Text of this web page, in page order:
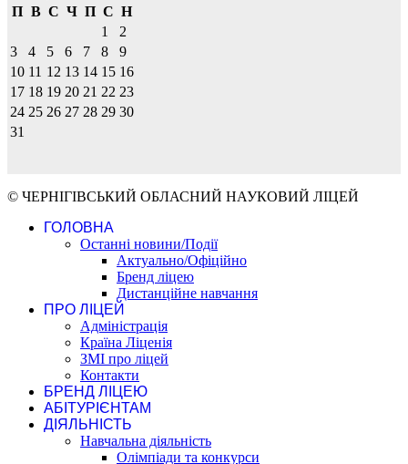
П В С Ч П С Н
1
2
3
4 5 6 7 8
9
10 11 12 13 14 15 16
17 18 19 20 21 22 23
24 25 26 27 28 29 30
31
© ЧЕРНІГІВСЬКИЙ ОБЛАСНИЙ НАУКОВИЙ ЛІЦЕЙ
ГОЛОВНА
Останні новини/Події
Актуально/Офіційно
Бренд ліцею
Дистанційне навчання
ПРО ЛІЦЕЙ
Адміністрація
Країна Ліценія
ЗМІ про ліцей
Контакти
БРЕНД ЛІЦЕЮ
АБІТУРІЄНТАМ
ДІЯЛЬНІСТЬ
Навчальна діяльність
Олімпіади та конкурси